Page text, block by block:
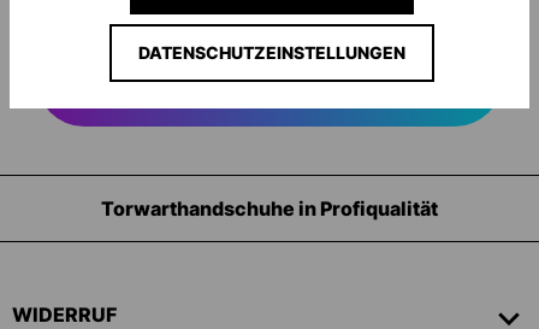
Torwarthandschuhe in Profiqualität
WIDERRUF
DATENSCHUTZEINSTELLUNGEN